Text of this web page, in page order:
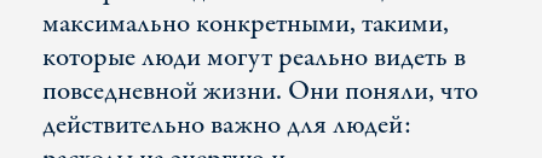
максимально конкретными, такими,
которые люди могут реально видеть в
повседневной жизни. Они поняли, что
действительно важно для людей: